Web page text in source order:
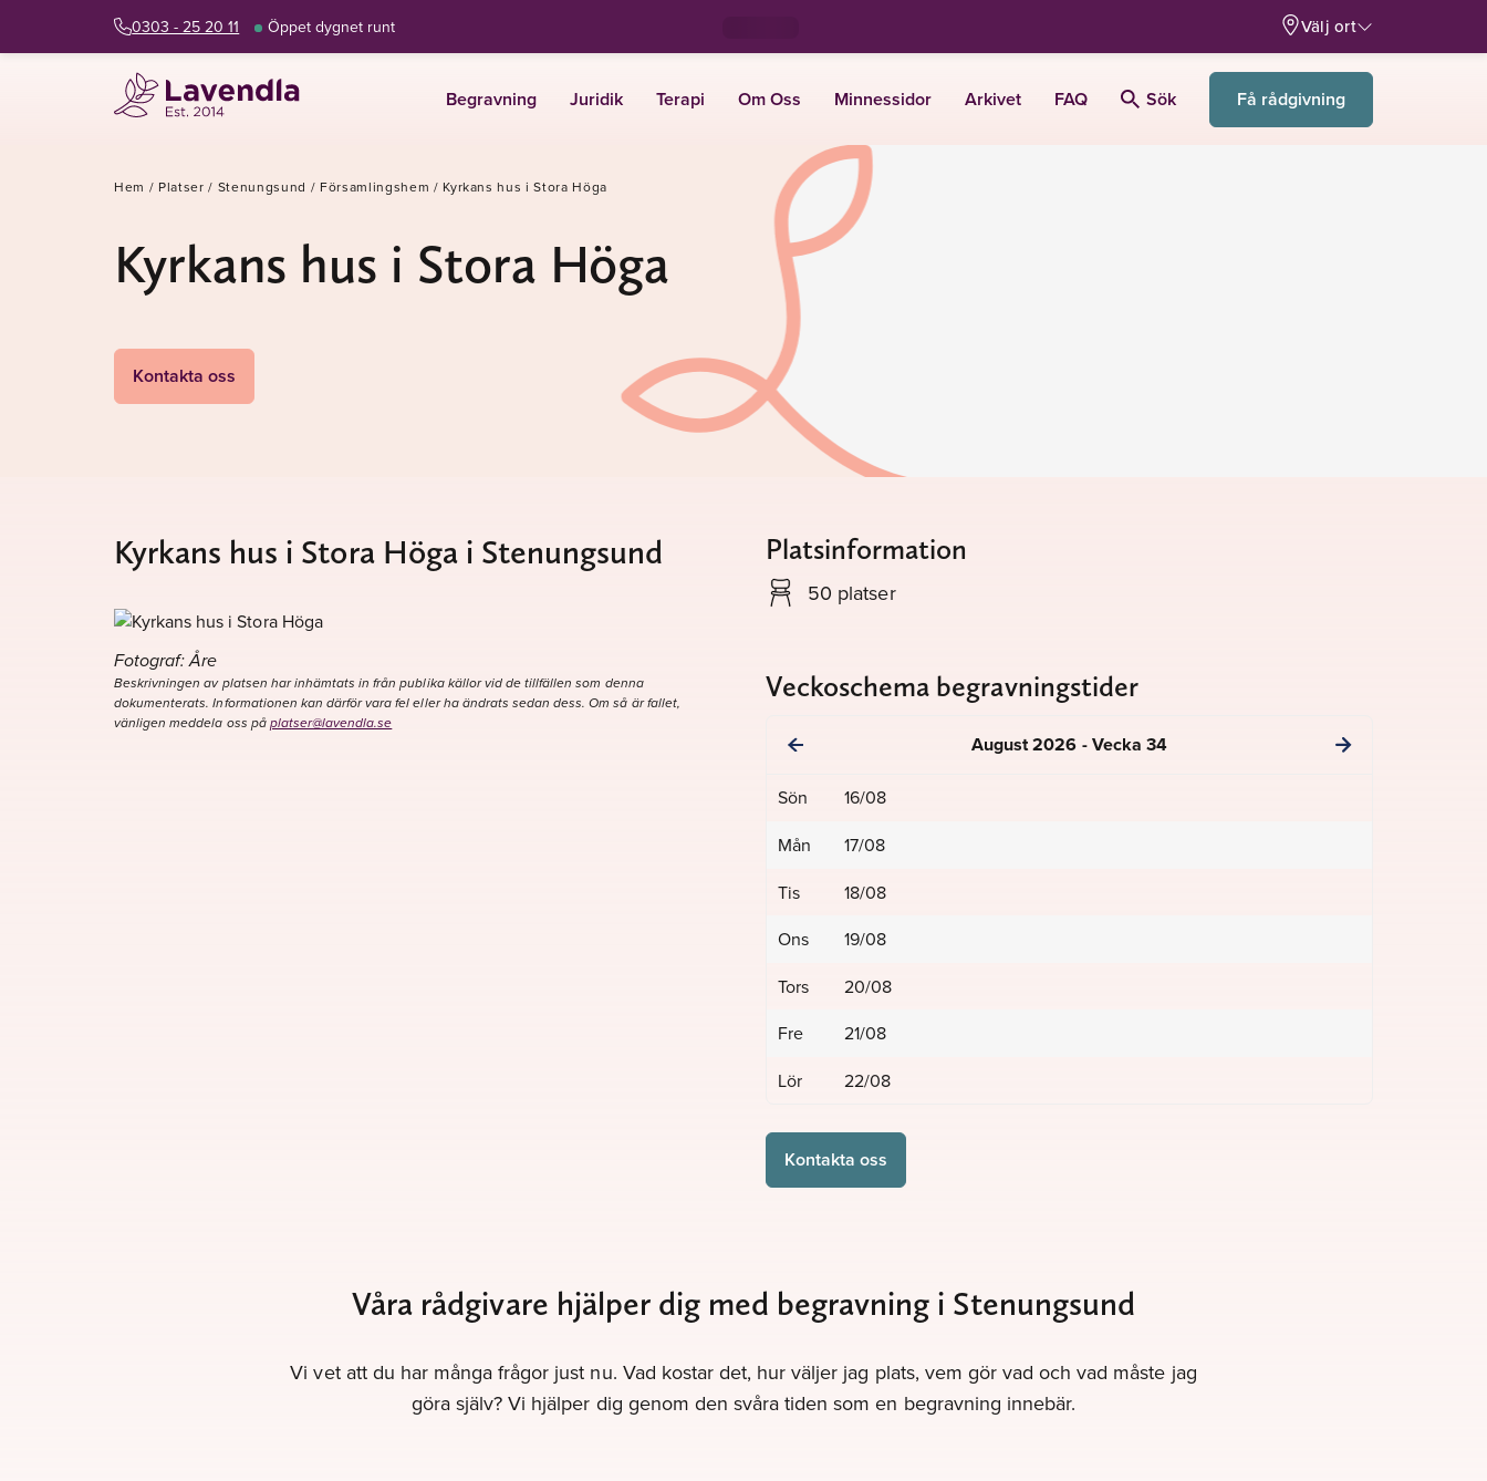
0303 - 25 20 11 Öppet dygnet runt Välj ort
Begravning Juridik Terapi Om Oss Minnessidor Arkivet FAQ Sök Få rådgivning
Hem / Platser / Stenungsund / Församlingshem / Kyrkans hus i Stora Höga
Kyrkans hus i Stora Höga
Kontakta oss
Kyrkans hus i Stora Höga i Stenungsund
Fotograf: Åre
Beskrivningen av platsen har inhämtats in från publika källor vid de tillfällen som denna
dokumenterats. Informationen kan därför vara fel eller ha ändrats sedan dess. Om så är fallet,
vänligen meddela oss på platser@lavendla.se
Platsinformation
50 platser
Veckoschema begravningstider
August 2026 - Vecka 34
Sön
16/08
Mån
17/08
Tis
18/08
Ons
19/08
Tors
20/08
Fre
21/08
Lör
22/08
Kontakta oss
Våra rådgivare hjälper dig med begravning i Stenungsund
Vi vet att du har många frågor just nu. Vad kostar det, hur väljer jag plats, vem gör vad och vad måste jag
göra själv? Vi hjälper dig genom den svåra tiden som en begravning innebär.